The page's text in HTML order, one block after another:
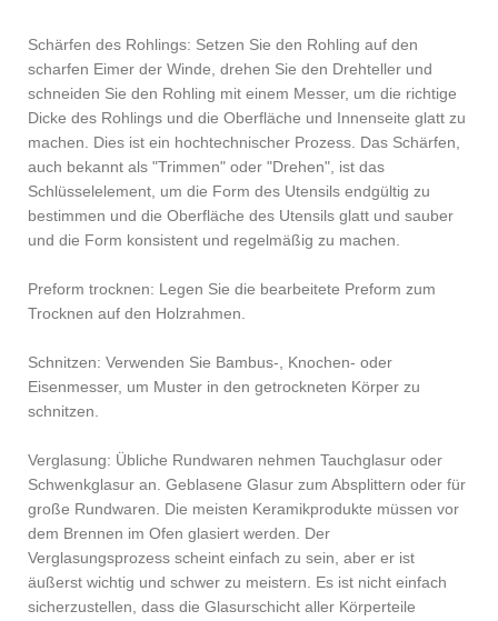
Schärfen des Rohlings: Setzen Sie den Rohling auf den
scharfen Eimer der Winde, drehen Sie den Drehteller und
schneiden Sie den Rohling mit einem Messer, um die richtige
Dicke des Rohlings und die Oberfläche und Innenseite glatt zu
machen. Dies ist ein hochtechnischer Prozess. Das Schärfen,
auch bekannt als "Trimmen" oder "Drehen", ist das
Schlüsselelement, um die Form des Utensils endgültig zu
bestimmen und die Oberfläche des Utensils glatt und sauber
und die Form konsistent und regelmäßig zu machen.
Preform trocknen: Legen Sie die bearbeitete Preform zum
Trocknen auf den Holzrahmen.
Schnitzen: Verwenden Sie Bambus-, Knochen- oder
Eisenmesser, um Muster in den getrockneten Körper zu
schnitzen.
Verglasung: Übliche Rundwaren nehmen Tauchglasur oder
Schwenkglasur an. Geblasene Glasur zum Absplittern oder für
große Rundwaren. Die meisten Keramikprodukte müssen vor
dem Brennen im Ofen glasiert werden. Der
Verglasungsprozess scheint einfach zu sein, aber er ist
äußerst wichtig und schwer zu meistern. Es ist nicht einfach
sicherzustellen, dass die Glasurschicht aller Körperteile